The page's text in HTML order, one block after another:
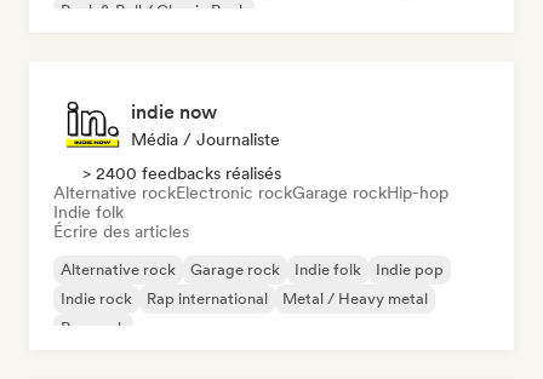
Rock & Roll / Classic Rock
indie now
Média / Journaliste
> 2400 feedbacks réalisés
Alternative rockElectronic rockGarage rockHip-hop
Indie folk
Écrire des articles
Alternative rock Garage rock Indie folk
Indie pop
Indie rock
Rap international
Metal / Heavy metal
Pop rock